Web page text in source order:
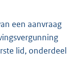
een aanvraag
lid, onderdeel